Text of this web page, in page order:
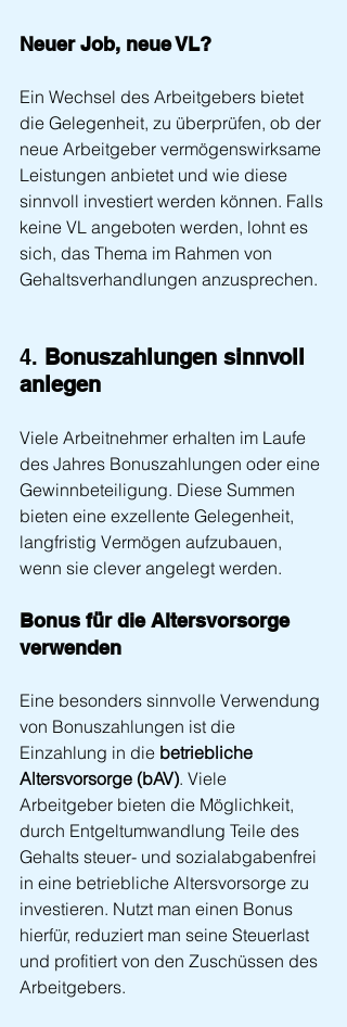
Neuer Job, neue VL?
Ein Wechsel des Arbeitgebers bietet
die Gelegenheit, zu überprüfen, ob der
neue Arbeitgeber vermögenswirksame
Leistungen anbietet und wie diese
sinnvoll investiert werden können. Falls
keine VL angeboten werden, lohnt es
sich, das Thema im Rahmen von
Gehaltsverhandlungen anzusprechen.
4. Bonuszahlungen sinnvoll
anlegen
Viele Arbeitnehmer erhalten im Laufe
des Jahres Bonuszahlungen oder eine
Gewinnbeteiligung. Diese Summen
bieten eine exzellente Gelegenheit,
langfristig Vermögen aufzubauen,
wenn sie clever angelegt werden.
Bonus für die Altersvorsorge
verwenden
Eine besonders sinnvolle Verwendung
von Bonuszahlungen ist die
Einzahlung in die betriebliche
Altersvorsorge (bAV). Viele
Arbeitgeber bieten die Möglichkeit,
durch Entgeltumwandlung Teile des
Gehalts steuer- und sozialabgabenfrei
in eine betriebliche Altersvorsorge zu
investieren. Nutzt man einen Bonus
hierfür, reduziert man seine Steuerlast
und profitiert von den Zuschüssen des
Arbeitgebers.